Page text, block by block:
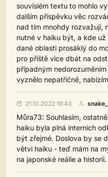
souvislém textu to mohlo
dalším příspěvku věc
nad tím mnohdy rozvažuji,
nutné v haiku být, a kde
dané oblasti prosáklý do
pro příště více dbát na
případným
vyznělo nepatřičně,
21.10.2022 19:43
Můra73: Souhlasím,
haiku byla plná interních
být zřejmé. Doslova by se
větvi haiku - teď mám na
na japonské reálie a historii.